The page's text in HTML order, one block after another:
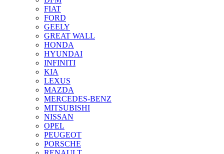
FIAT
FORD
GEELY
GREAT WALL
HONDA
HYUNDAI
INFINITI
KIA
LEXUS
MAZDA
MERCEDES-BENZ
MITSUBISHI
NISSAN
OPEL
PEUGEOT
PORSCHE